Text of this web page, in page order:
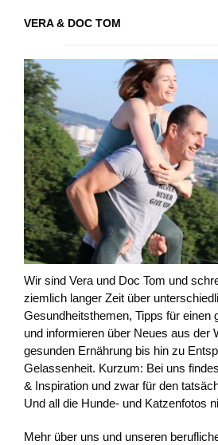
VERA & DOC TOM
Wir sind Vera und Doc Tom und
ziemlich langer Zeit über
Gesundheitsthemen, Tipps für einen
und informieren über Neues aus der
gesunden Ernährung bis hin zu
Gelassenheit. Kurzum: Bei uns
& Inspiration und zwar für den
Und all die Hunde- und Katzenfotos
Mehr über uns und unseren